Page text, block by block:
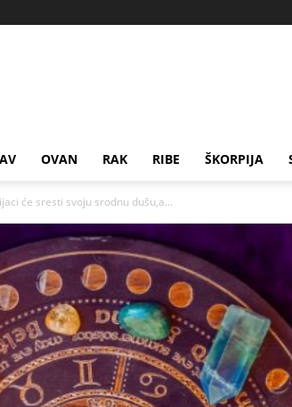
OVAN RAK RIBE ŠKORPIJA
će sresti svoju srodnu dušu,a...